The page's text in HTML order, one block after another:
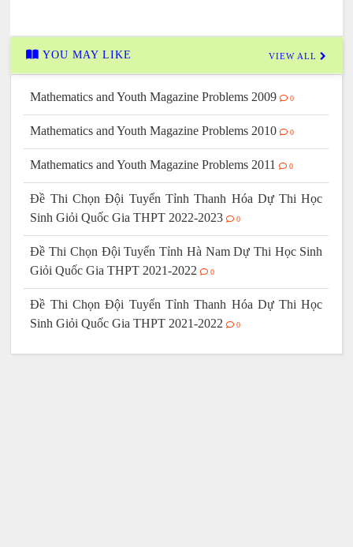
YOU MAY LIKE VIEW ALL
Mathematics and Youth Magazine Problems 2009 0
Mathematics and Youth Magazine Problems 2010 0
Mathematics and Youth Magazine Problems 2011 0
Đề Thi Chọn Đội Tuyển Tỉnh Thanh Hóa Dự Thi Học
Sinh Giỏi Quốc Gia THPT 2022-2023
0
Đề Thi Chọn Đội Tuyển Tỉnh Hà Nam Dự Thi Học Sinh
Giỏi Quốc Gia THPT 2021-2022
0
Đề Thi Chọn Đội Tuyển Tỉnh Thanh Hóa Dự Thi Học
Sinh Giỏi Quốc Gia THPT 2021-2022
0